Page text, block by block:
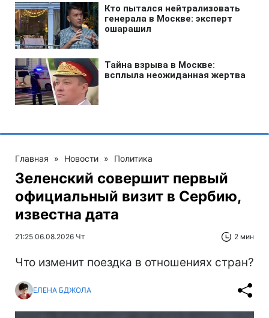
Главная » Новости » Политика
Зеленский совершит первый
официальный визит в Сербию,
известна дата
21:25 06.08.2026 Чт 2 мин
Что изменит поездка в отношениях стран?
ЕЛЕНА БДЖОЛА